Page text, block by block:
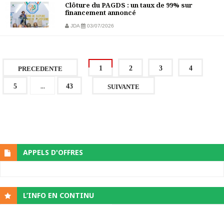
Clôture du PAGDS : un taux de 99% sur
financement annoncé
JDA 03/07/2026
PRECEDENTE 1 2 3 4
5 ... 43 SUIVANTE
APPELS D'OFFRES
L’INFO EN CONTINU